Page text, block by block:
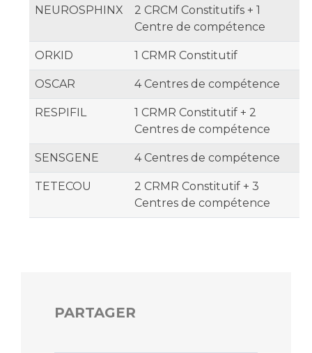
NEUROSPHINX
2 CRCM Constitutifs + 1
Centre de compétence
ORKID 1 CRMR Constitutif
OSCAR 4 Centres de compétence
RESPIFIL
1 CRMR Constitutif + 2
Centres de compétence
SENSGENE 4 Centres de compétence
TETECOU
2 CRMR Constitutif + 3
Centres de compétence
PARTAGER